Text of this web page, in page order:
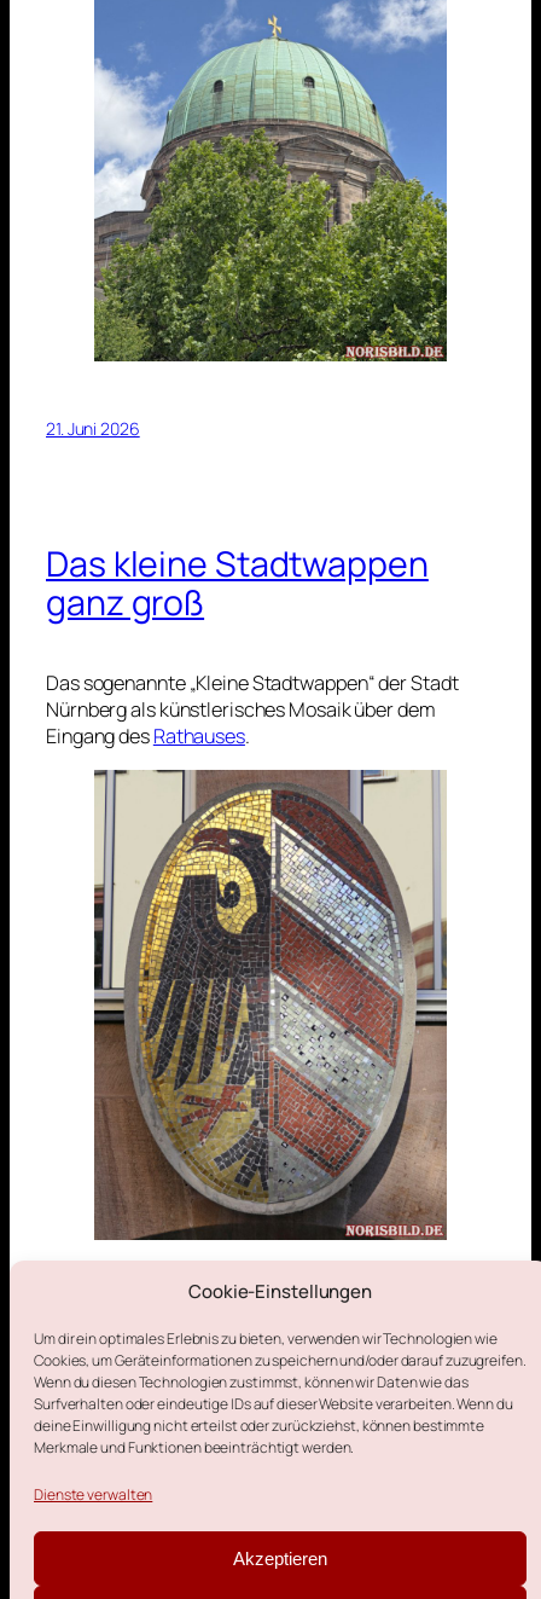
Cookie-Einstellungen
Um dir ein optimales Erlebnis zu bieten, verwenden wir Technologien wie
Cookies, um Geräteinformationen zu speichern und/oder darauf zuzugreifen.
Wenn du diesen Technologien zustimmst, können wir Daten wie das
Surfverhalten oder eindeutige IDs auf dieser Website verarbeiten. Wenn du
deine Einwilligung nicht erteilst oder zurückziehst, können bestimmte
Merkmale und Funktionen beeinträchtigt werden.
Dienste verwalten
Akzeptieren
21. Juni 2026
Das kleine Stadtwappen
ganz groß
Das sogenannte „Kleine Stadtwappen“ der Stadt
Nürnberg als künstlerisches Mosaik über dem
Eingang desRathauses.